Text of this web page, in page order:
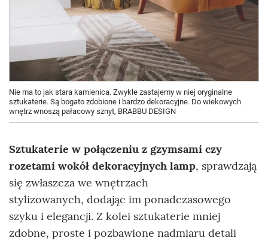
Nie ma to jak stara kamienica. Zwykle zastajemy w niej oryginalne
sztukaterie. Są bogato zdobione i bardzo dekoracyjne. Do wiekowych
wnętrz wnoszą pałacowy sznyt, BRABBU DESIGN
Sztukaterie w połączeniu z gzymsami czy
rozetami wokół dekoracyjnych lamp, sprawdzają
się zwłaszcza we wnętrzach
stylizowanych, dodając im ponadczasowego
szyku i elegancji. Z kolei sztukaterie mniej
zdobne, proste i pozbawione nadmiaru detali